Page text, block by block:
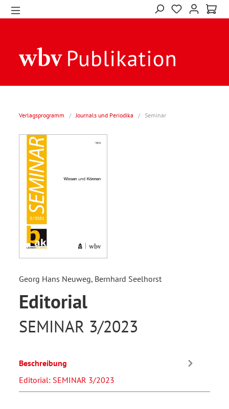
Verlagsprogramm / Journals und Periodika / Seminar
Georg Hans Neuweg, Bernhard Seelhorst
Editorial
SEMINAR 3/2023
Beschreibung
Editorial: SEMINAR 3/2023